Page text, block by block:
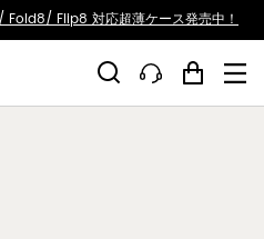
Flip8 対応超薄ケース発売中！